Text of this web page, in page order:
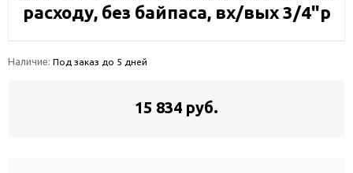
расходу, без байпаса, вх/вых 3/4"р
Наличие: Под заказ до 5 дней
15 834 руб.